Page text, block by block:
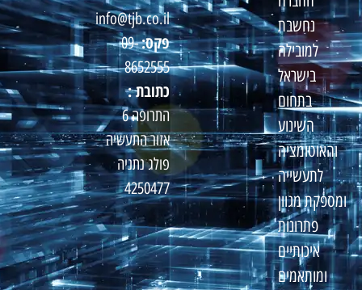
נחשבת
למובילה
בישראל
בתחום
השינוע
והאוטומציה
לתעשייה
ומספקת מגוון
פתרונות
איכותיים
ומותאמים
info@tjb.co.il
פקס:09-
8652555
כתובת :
התרופה 6
אזור התעשיה
פולג נתניה
4250477